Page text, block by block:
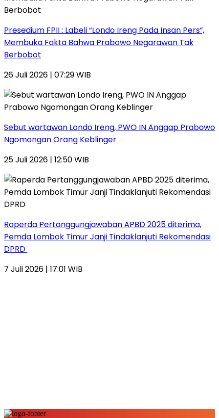
Presedium FPII : Labeli “Londo Ireng Pada Insan Pers”,
Membuka Fakta Bahwa Prabowo Negarawan Tak
Berbobot
26 Juli 2026 | 07:29 WIB
Sebut wartawan Londo Ireng, PWO IN Anggap Prabowo
Ngomongan Orang Keblinger
25 Juli 2026 | 12:50 WIB
Raperda Pertanggungjawaban APBD 2025 diterima,
Pemda Lombok Timur Janji Tindaklanjuti Rekomendasi
DPRD
7 Juli 2026 | 17:01 WIB